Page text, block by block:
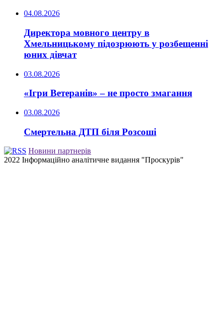
04.08.2026
Директора мовного центру в
Хмельницькому підозрюють у розбещенні
юних дівчат
03.08.2026
«Ігри Ветеранів» – не просто змагання
03.08.2026
Смертельна ДТП біля Розсоші
Новини партнерів
2022 Інформаційно аналітичне видання "Проскурів"